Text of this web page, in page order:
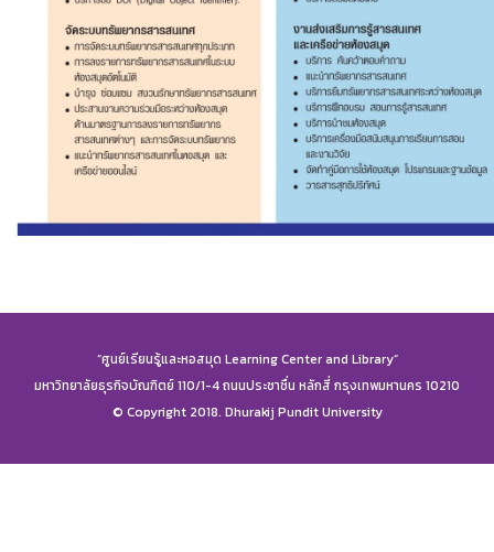
“ศูนย์เรียนรู้และหอสมุด Learning Center and Library”
มหาวิทยาลัยธุรกิจบัณฑิตย์ 110/1-4 ถนนประชาชื่น หลักสี่ กรุงเทพมหานคร 10210
© Copyright 2018. Dhurakij Pundit University